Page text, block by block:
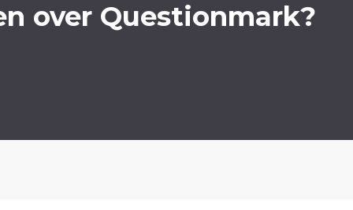
over Questionmark?